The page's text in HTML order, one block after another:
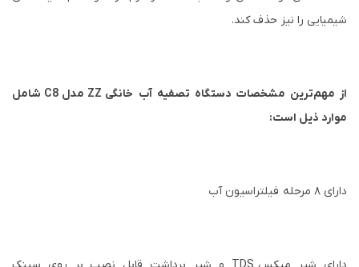
شیمیایی را نیز حذف کند.
از مهم‌ترین مشخصات دستگاه تصفیه آب خانگی ZZ مدل C8 شامل
موارد ذیل است:
دارای ۸ مرحله فیلتراسیون آب